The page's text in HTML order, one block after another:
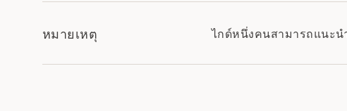
หมายเหตุ ไกด์หนึ่งคนสามารถแนะ